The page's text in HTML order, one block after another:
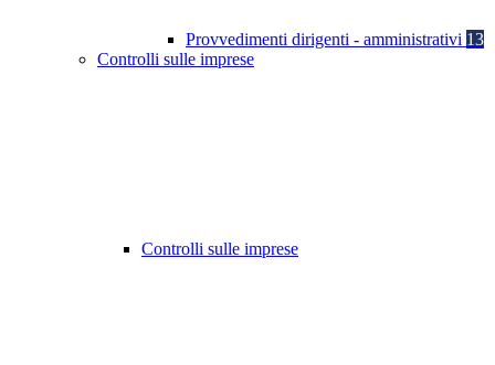
Provvedimenti dirigenti - amministrativi 13
Controlli sulle imprese
Controlli sulle imprese